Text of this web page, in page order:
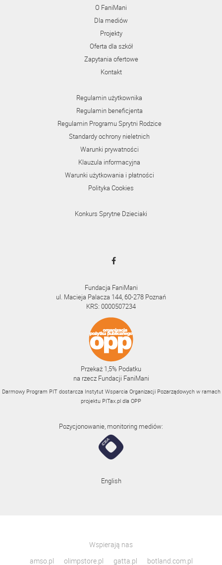
O FaniMani
Dla mediów
Projekty
Oferta dla szkół
Zapytania ofertowe
Kontakt
Regulamin użytkownika
Regulamin beneficjenta
Regulamin Programu Sprytni Rodzice
Standardy ochrony nieletnich
Warunki prywatności
Klauzula informacyjna
Warunki użytkowania i płatności
Polityka Cookies
Konkurs Sprytne Dzieciaki
Fundacja FaniMani
ul. Macieja Palacza 144, 60-278 Poznań
KRS: 0000507234
Przekaż 1,5% Podatku
na rzecz Fundacji FaniMani
Darmowy Program PIT dostarcza Instytut Wsparcia Organizacji Pozarządowych w ramach
projektu PITax.pl dla OPP
Pozycjonowanie, monitoring mediów:
English
Wspierają nas
amso.pl
olimpstore.pl gatta.pl botland.com.pl